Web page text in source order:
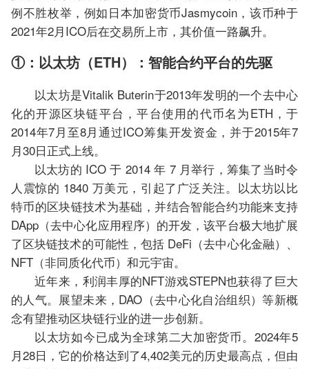
例不胜枚举，例如日本加密货币Jasmycoin，该币种于
2021年2月ICO后在交易所上市，其价值一路飙升。
①：以太坊（ETH）：智能合约平台的先驱
以太坊是Vitalik Buterin于2013年发明的一个去中心
化的开源区块链平台，平台使用的代币名为ETH，于
2014年7月至8月通过ICO筹集开发资金，并于2015年7
月30日正式上线。
以太坊的 ICO 于 2014 年 7 月举行，筹集了当时令
人震惊的 1840 万美元，引起了广泛关注。以太坊以比
特币的区块链技术为基础，并结合智能合约功能来支持
DApp（去中心化应用程序）的开发，该平台极大地扩展
了区块链技术的可能性，包括 DeFi（去中心化金融）、
NFT（非同质化代币）和元宇宙。
近年来，利润丰厚的NFT游戏STEPN也获得了巨大
的人气。展望未来，DAO（去中心化自治组织）等新概
念有望推动区块链行业的进一步创新。
以太坊如今已成为全球第二大加密货币。2024年5
月28日，它的价格达到了4,402美元的历史最高点，但由